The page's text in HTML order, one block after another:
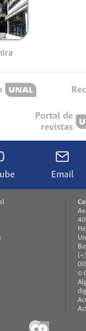
Portal de
revistas
Email
©